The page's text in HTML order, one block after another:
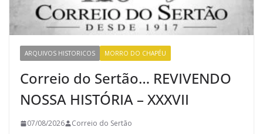
ARQUIVOS HISTORICOS MORRO DO CHAPÉU
Correio do Sertão… REVIVENDO
NOSSA HISTÓRIA – XXXVII
07/08/2026 Correio do Sertão